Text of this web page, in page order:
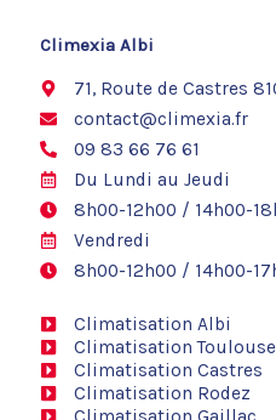
o
Climexia Albi
71, Route de Castres
contact@climexia.fr
09 83 66 76 61
Du Lundi au Jeudi
8h00-12h00 / 14h00-
Vendredi
8h00-12h00 / 14h00-
Climatisation Albi
Climatisation Toulouse
Climatisation Castres
Climatisation Rodez